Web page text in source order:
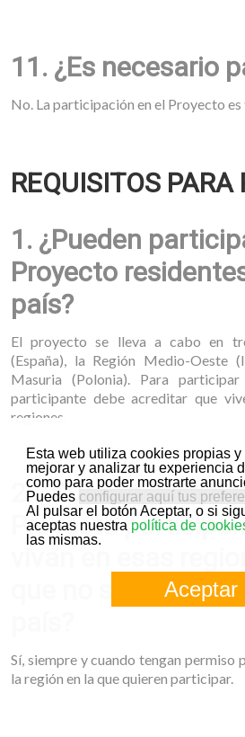
Esta web utiliza cookies propias y
mejorar y analizar tu experiencia
como para poder mostrarte
Puedes configurar aquí tus
Al pulsar el botón Aceptar, o si
aceptas nuestra política de
las mismas.
Aceptar
11. ¿Es necesario
No. La participación en el Proyecto
REQUISITOS PARA
1. ¿Pueden
Proyecto
país?
El proyecto se lleva a cabo en
(España), la Región Medio-Oeste
Masuria (Polonia). Para
participante debe acreditar que
regiones.
2. ¿Pueden
Proyecto
que no son
Sí, siempre y cuando tengan permiso
la región en la que quieren participar.